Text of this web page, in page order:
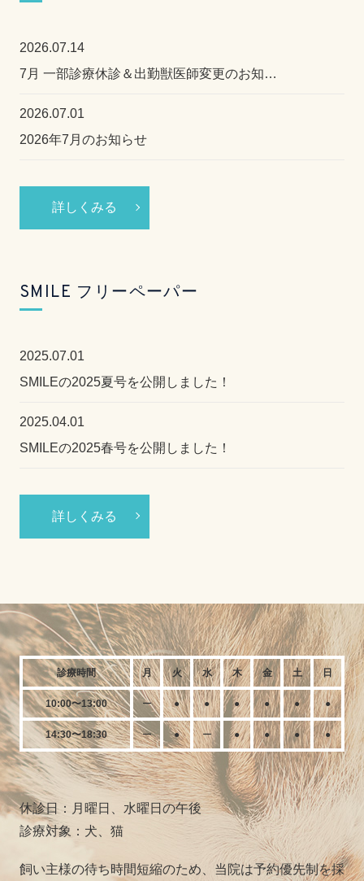
2026.07.14
7月 一部診療休診＆出勤獣医師変更のお知…
2026.07.01
2026年7月のお知らせ
詳しくみる
SMILE フリーペーパー
2025.07.01
SMILEの2025夏号を公開しました！
2025.04.01
SMILEの2025春号を公開しました！
詳しくみる
診療時間 月 火 水 木 金 土 日
10:00〜13:00 ー ● ● ● ● ● ●
14:30〜18:30 ー ● ー ● ● ● ●
休診日：月曜日、水曜日の午後
診療対象：犬、猫
飼い主様の待ち時間短縮のため、当院は予約優先制を採